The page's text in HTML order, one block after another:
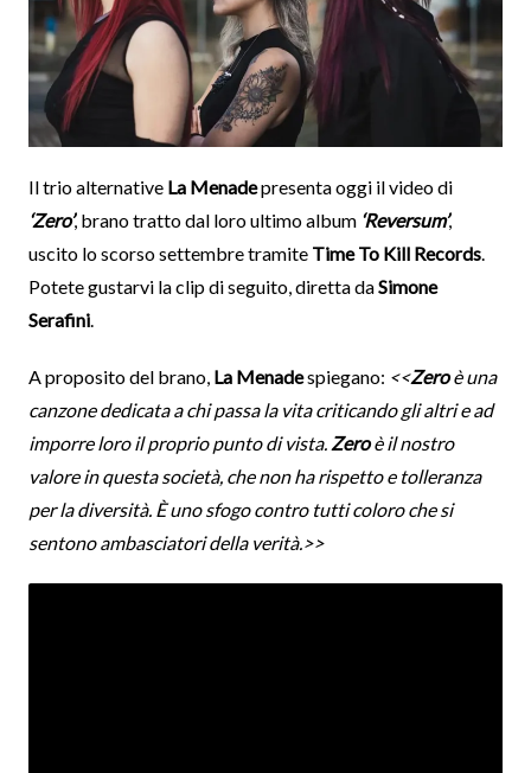
Il trio alternative La Menadepresenta oggi il video di
‘Zero’, brano tratto dal loro ultimo album‘Reversum’,
uscito lo scorso settembre tramite Time To Kill Records.
Potete gustarvi la clip di seguito, diretta daSimone
Serafini.
A proposito del brano, La Menadespiegano: <<Zeroè una
canzone dedicata a chi passa la vita criticando gli altri e ad
imporre loro il proprio punto di vista. Zeroè il nostro
valore in questa società, che non ha rispetto e tolleranza
per la diversità. È uno sfogo contro tutti coloro che si
sentono ambasciatori della verità.>>